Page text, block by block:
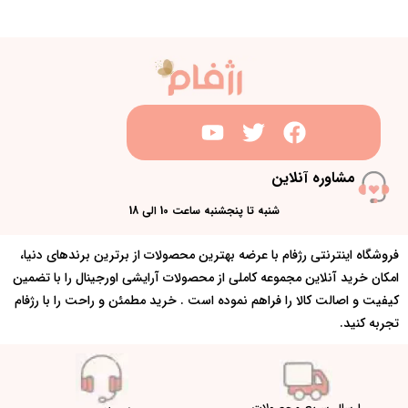
مشاوره آنلاین
شنبه تا پنجشنبه ساعت 10 الی 18
فروشگاه اینترنتی رژفام با عرضه بهترین محصولات از برترین برندهای دنیا،
امکان خرید آنلاین مجموعه کاملی از محصولات آرایشی اورجینال را با تضمین
کیفیت و اصالت کالا را فراهم نموده است . خرید مطمئن و راحت را با رژفام
تجربه کنید.